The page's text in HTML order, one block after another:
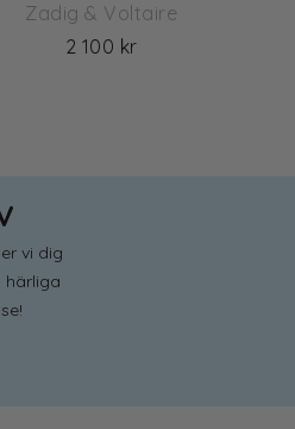
Zadig & Voltaire
2 100 kr
vi dig
härliga